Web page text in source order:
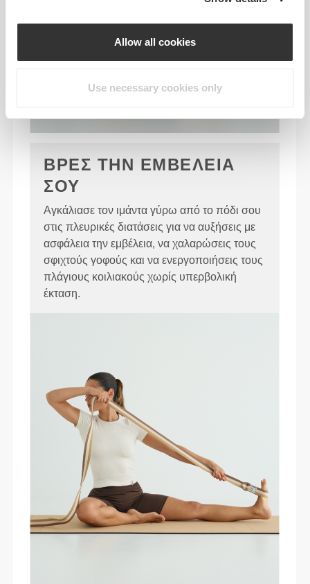
Allow all cookies
Use necessary cookies only
ΒΡΕΣ ΤΗΝ ΕΜΒΕΛΕΙΑ
ΣΟΥ
Αγκάλιασε τον ιμάντα γύρω από το πόδι σου
στις πλευρικές διατάσεις για να αυξήσεις με
ασφάλεια την εμβέλεια, να χαλαρώσεις τους
σφιχτούς γοφούς και να ενεργοποιήσεις τους
πλάγιους κοιλιακούς χωρίς υπερβολική
έκταση.